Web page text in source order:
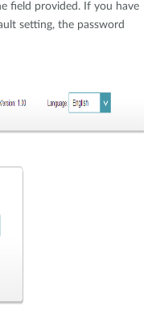
field provided. If you have
setting, the password